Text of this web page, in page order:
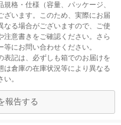
格・仕様（容量、パッケージ、
ざいます。このため、実際にお届
なる場合がございますので、ご使
注意書きをご確認ください。さら
にお問い合わせください。
表記は、必ずしも箱でのお届けを
は倉庫の在庫状況等により異なる
。
報告する